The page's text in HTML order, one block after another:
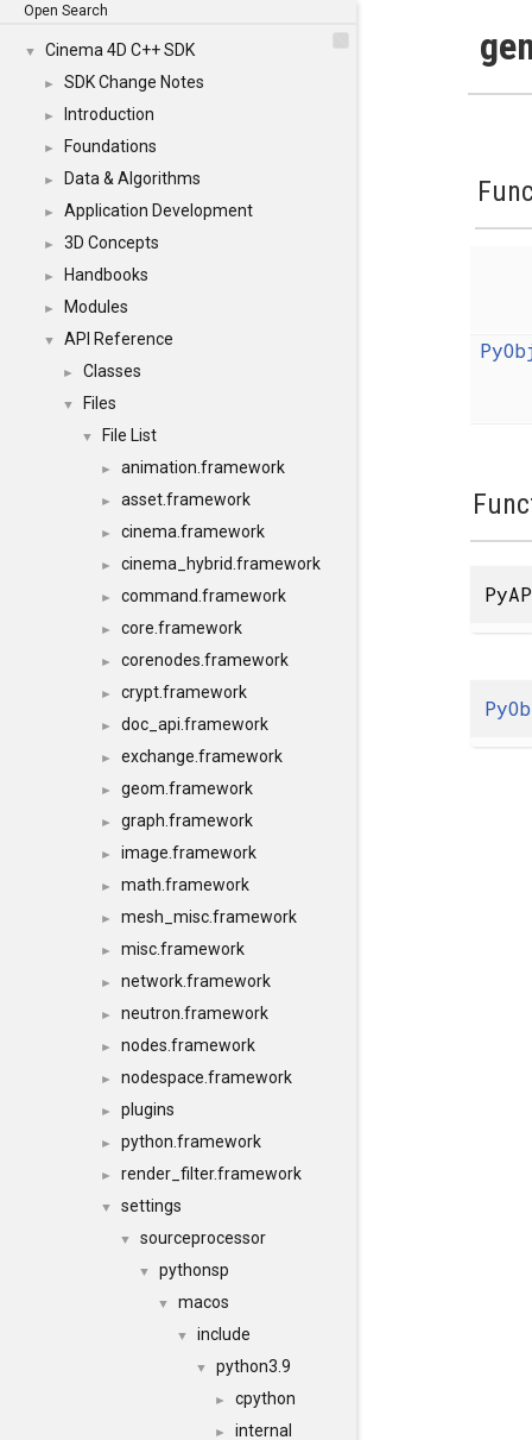
Open Search
▼ Cinema 4D C++ SDK
► SDK Change Notes
► Introduction
► Foundations
► Data & Algorithms
► Application Development
► 3D Concepts
► Handbooks
► Modules
▼ API Reference
► Classes
▼ Files
▼ File List
► animation.framework
► asset.framework
► cinema.framework
► cinema_hybrid.framework
► command.framework
► core.framework
► corenodes.framework
► crypt.framework
► doc_api.framework
► exchange.framework
► geom.framework
► graph.framework
► image.framework
► math.framework
► mesh_misc.framework
► misc.framework
► network.framework
► neutron.framework
► nodes.framework
► nodespace.framework
► plugins
► python.framework
► render_filter.framework
▼ settings
▼ sourceprocessor
▼ pythonsp
▼ macos
▼ include
▼ python3.9
► cpython
► internal